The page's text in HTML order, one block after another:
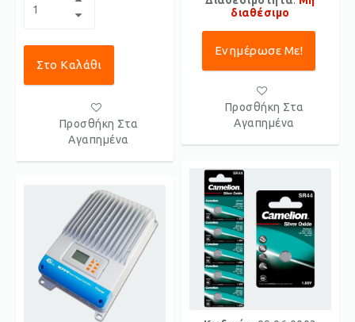
Στο Καλάθι
Προσθήκη Στα
Αγαπημένα
διαθέσιμο
Ενημέρωσε Με!
Προσθήκη Στα
Αγαπημένα